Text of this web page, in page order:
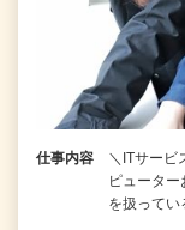
仕事内容
＼ITサービ
ピュータ
を扱ってい